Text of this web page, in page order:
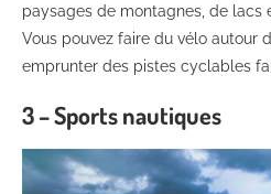
paysages de montagnes, de lacs
Vous pouvez faire du vélo autour
emprunter des pistes cyclables
3 – Sports nautiques